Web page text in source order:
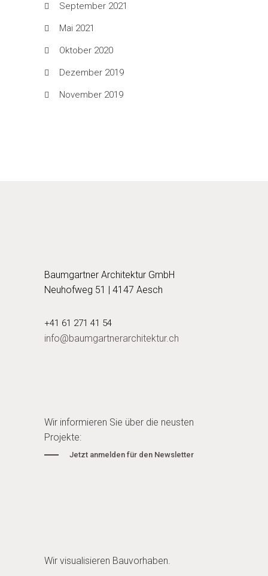
September 2021
Mai 2021
Oktober 2020
Dezember 2019
November 2019
Baumgartner Architektur GmbH
Neuhofweg 51 | 4147 Aesch
+41 61 271 41 54
info@baumgartnerarchitektur.ch
Wir informieren Sie über die neusten
Projekte:
Jetzt anmelden für den Newsletter
Wir visualisieren Bauvorhaben.